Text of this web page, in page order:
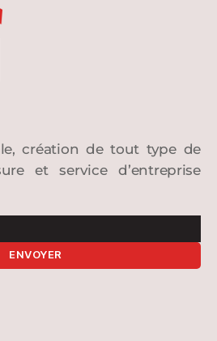
création de tout type de
et service d’entreprise
ENVOYER